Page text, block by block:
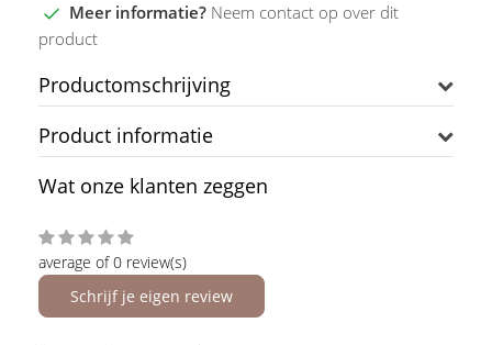
Meer informatie? Neem contact op over dit
product
Productomschrijving
Product informatie
Wat onze klanten zeggen
average of 0 review(s)
Schrijf je eigen review